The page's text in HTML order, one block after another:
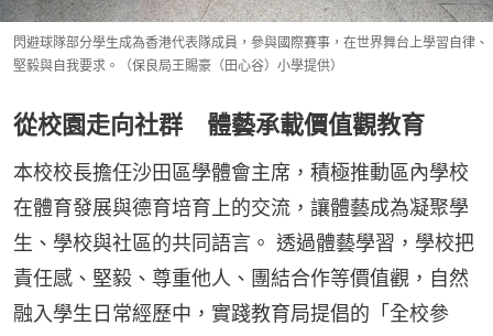
閃避球隊部分學生成為香港代表隊成員，參與國際賽事，在世界舞台上學習自律、
堅毅與自我要求。（保良局王賜豪（田心谷）小學提供）
從校園走向社群 體藝承載價值觀教育
本校校長擔任沙田區學體會主席，積極推動區內學校
在體育發展與德育培育上的交流，讓體藝成為凝聚學
生、學校與社區的共同語言。 透過體藝學習，學校把
責任感、堅毅、尊重他人、團結合作等價值觀，自然
融入學生日常經歷中，實踐教育局提倡的「全校參